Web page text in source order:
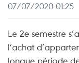
07/07/2020 01:25
Le 2e semestre
l’achat
longue période